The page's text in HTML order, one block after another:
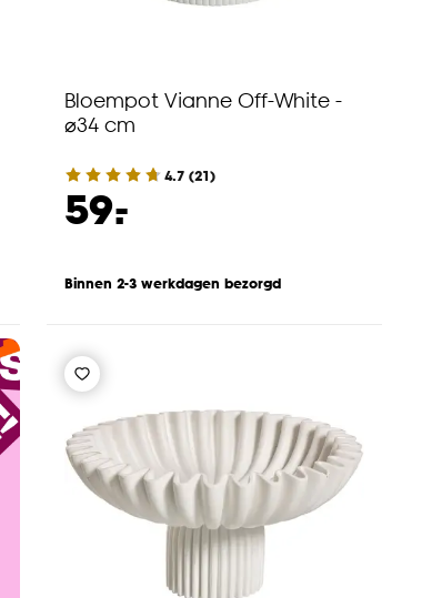
Bloempot Vianne Off-White -
⌀34 cm
4.7 (21)
59.
-
Binnen 2-3 werkdagen bezorgd